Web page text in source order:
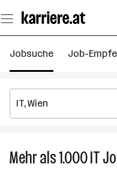
Seiteninhalt
springen
Jobsuche Job-
Mehr als 1.000IT